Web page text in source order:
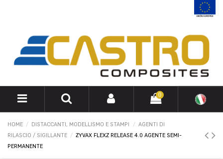
0
HOME DISTACCANTI, MODELLISMO E STAMPI
AGENTI DI
RILASCIO / SIGILLANTE
ZYVAX FLEXZ RELEASE 4.0 AGENTE SEMI-
PERMANENTE